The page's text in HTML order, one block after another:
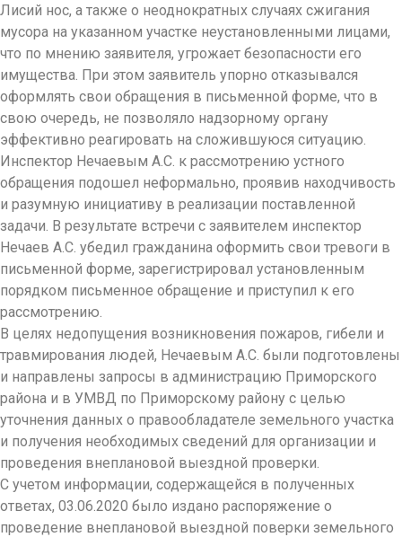
Лисий нос, а также о неоднократных случаях сжигания
мусора на указанном участке неустановленными лицами,
что по мнению заявителя, угрожает безопасности его
имущества. При этом заявитель упорно отказывался
оформлять свои обращения в письменной форме, что в
свою очередь, не позволяло надзорному органу
эффективно реагировать на сложившуюся ситуацию.
Инспектор Нечаевым А.С. к рассмотрению устного
обращения подошел неформально, проявив находчивость
и разумную инициативу в реализации поставленной
задачи. В результате встречи с заявителем инспектор
Нечаев А.С. убедил гражданина оформить свои тревоги в
письменной форме, зарегистрировал установленным
порядком письменное обращение и приступил к его
рассмотрению.
В целях недопущения возникновения пожаров, гибели и
травмирования людей, Нечаевым А.С. были подготовлены
и направлены запросы в администрацию Приморского
района и в УМВД по Приморскому району с целью
уточнения данных о правообладателе земельного участка
и получения необходимых сведений для организации и
проведения внеплановой выездной проверки.
С учетом информации, содержащейся в полученных
ответах, 03.06.2020 было издано распоряжение о
проведение внеплановой выездной поверки земельного